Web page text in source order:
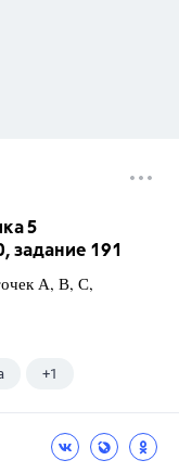
5
задание 191
А, В, С,
+1